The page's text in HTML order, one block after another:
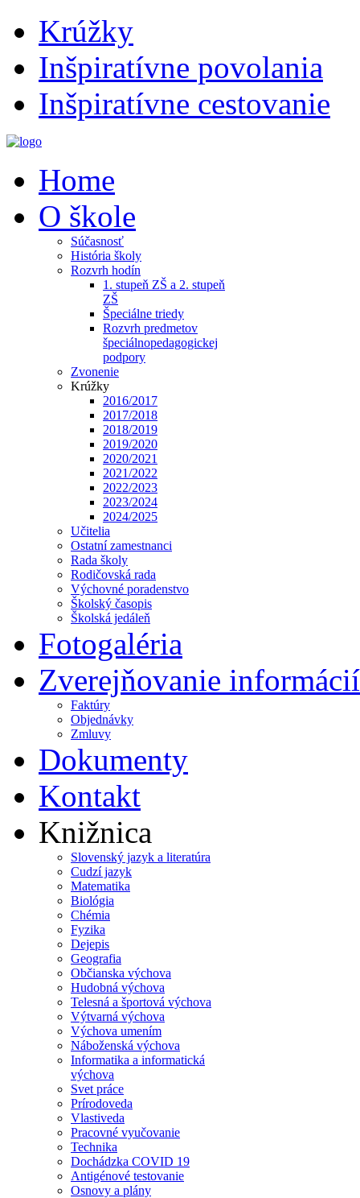
Krúžky
Inšpiratívne povolania
Inšpiratívne cestovanie
Home
O škole
Súčasnosť
História školy
Rozvrh hodín
1. stupeň ZŠ a 2. stupeň
ZŠ
Špeciálne triedy
Rozvrh predmetov
špeciálnopedagogickej
podpory
Zvonenie
Krúžky
2016/2017
2017/2018
2018/2019
2019/2020
2020/2021
2021/2022
2022/2023
2023/2024
2024/2025
Učitelia
Ostatní zamestnanci
Rada školy
Rodičovská rada
Výchovné poradenstvo
Školský časopis
Školská jedáleň
Fotogaléria
Zverejňovanie informácií
Faktúry
Objednávky
Zmluvy
Dokumenty
Kontakt
Knižnica
Slovenský jazyk a literatúra
Cudzí jazyk
Matematika
Biológia
Chémia
Fyzika
Dejepis
Geografia
Občianska výchova
Hudobná výchova
Telesná a športová výchova
Výtvarná výchova
Výchova umením
Náboženská výchova
Informatika a informatická
výchova
Svet práce
Prírodoveda
Vlastiveda
Pracovné vyučovanie
Technika
Dochádzka COVID 19
Antigénové testovanie
Osnovy a plány